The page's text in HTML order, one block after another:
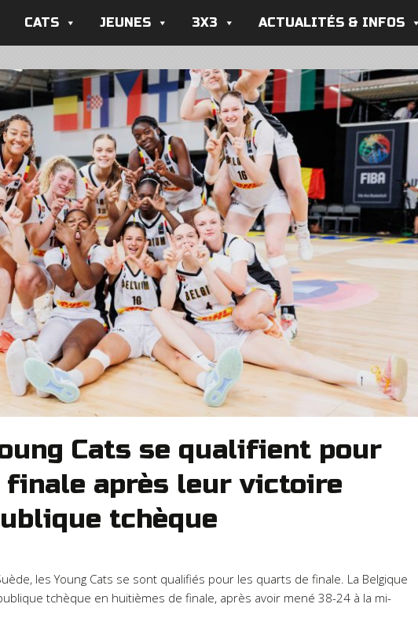
CATS JEUNES 3X3 ACTUALITÉS & INFOS
Cats se qualifient pour
finale après leur victoire
tchèque
les Young Cats se sont qualifiés pour les quarts de finale. La Belgique
tchèque en huitièmes de finale, après avoir mené 38-24 à la mi-